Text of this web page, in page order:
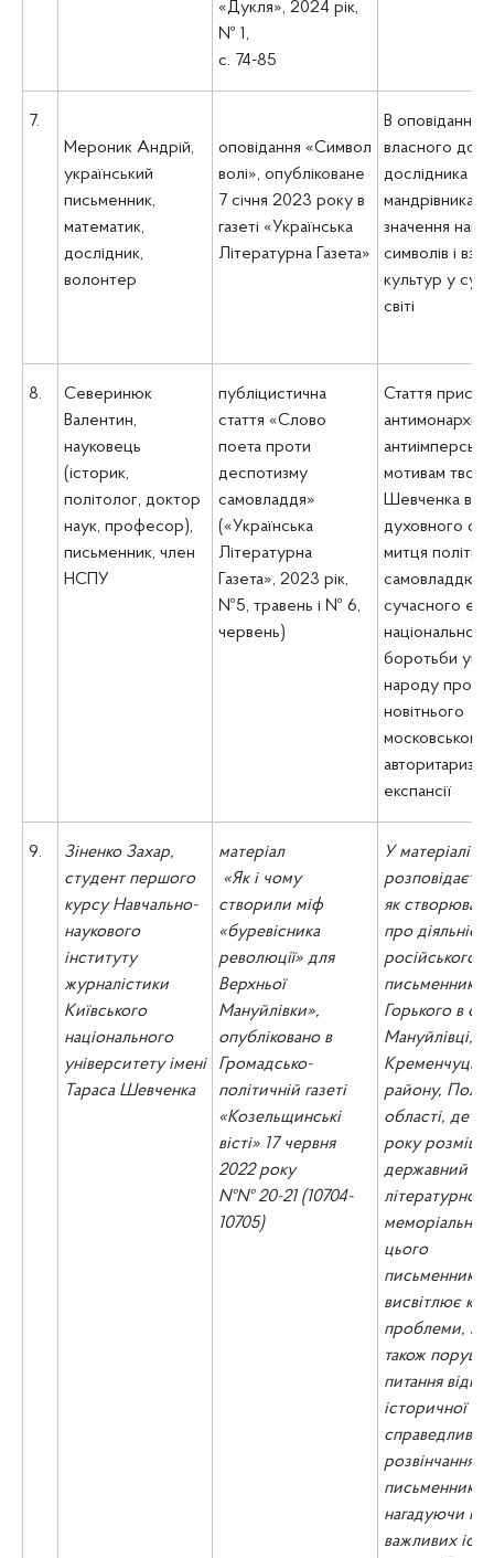
«Дукля», 2024 рік,
№ 1,
с. 74-85
7.
Мероник Андрій,
український
письменник,
математик,
дослідник,
волонтер
оповідання «Символ
волі», опубліковане
7 січня 2023 року в
газеті «Українська
Літературна Газета»
В оповіданні
власного
дослідника та
мандрівника,
значення
символів і
культур у
світі
8.
Северинюк
Валентин,
науковець
(історик,
політолог, доктор
наук, професор),
письменник, член
НСПУ
публіцистична
стаття «Слово
поета проти
деспотизму
самовладдя»
(«Українська
Літературна
Газета», 2023 рік,
№5, травень і № 6,
червень)
Стаття
мотивам
Шевченка в
духовного
митця
самовладдю
сучасного
національно-
боротьби
народу проти
новітнього
московського
експансії
9. Зіненко Захар,
студент першого
курсу Навчально-
наукового
інституту
журналістики
Київського
національного
університету імені
Тараса Шевченка
матеріал
«Як і чому
створили міф
«буревісника
революції» для
Верхньої
Мануйлівки»,
опубліковано в
Громадсько-
політичній газеті
«Козельщинські
вісті» 17 червня
2022 року
№№ 20-21 (10704-
10705)
У матеріалі
як
про діяльність
російського
письменника
Горького в
Мануйлівці,
району,
області, де
року
державний
літературно-
цього
письменника.
висвітлює
проблеми, її
також
питання
історичної
розвінчання
письменника,
нагадуючи
важливих